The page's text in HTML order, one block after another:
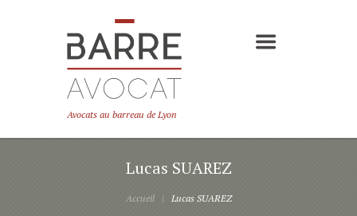
Avocats au barreau de Lyon
Lucas SUAREZ
Accueil Lucas SUAREZ